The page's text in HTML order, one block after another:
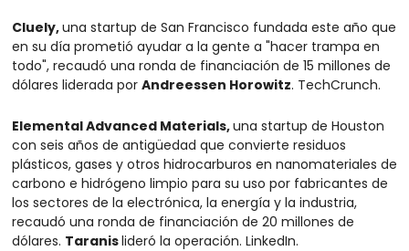
Cluely, una startup de San Francisco fundada este año que
en su día prometió ayudar a la gente a "hacer trampa en
todo", recaudó una ronda de financiación de 15 millones de
dólares liderada por Andreessen Horowitz. TechCrunch.
Elemental Advanced Materials, una startup de Houston
con seis años de antigüedad que convierte residuos
plásticos, gases y otros hidrocarburos en nanomateriales de
carbono e hidrógeno limpio para su uso por fabricantes de
los sectores de la electrónica, la energía y la industria,
recaudó una ronda de financiación de 20 millones de
dólares. Taranis lideró la operación. LinkedIn.